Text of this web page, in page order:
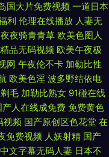
草社区 1024在线免费看片
色蝌蚪幼师 肏屄基地 美女
视频 福利国产91 色悠悠伊
热网 91人妻精 福利社校园
品 影视先锋av一区 97国产
国大片免费视频 一道日本
利 伦理在线播放 人妻无
夜夜骑青青草 欧美色图人
品无码视频 欧美午夜极
网 午夜伦不卡 加勒比性
欧美色淫 波多野结依电
毛 加勒比熟女 91碰在线
产人在线成免费 免费黄色
视频 国产原创区色花堂 在
免费视频 人妖射精 国产
中文字幕无码人妻 日本不